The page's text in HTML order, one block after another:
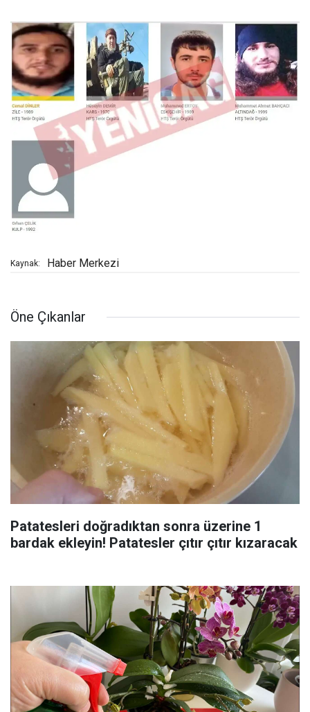
Kaynak: Haber Merkezi
Öne Çıkanlar
Patatesleri doğradıktan sonra üzerine 1
bardak ekleyin! Patatesler çıtır çıtır kızaracak